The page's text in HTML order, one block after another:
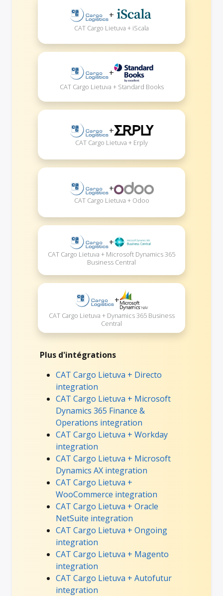
+
CAT Cargo Lietuva + iScala
+
CAT Cargo Lietuva + Standard Books
+
CAT Cargo Lietuva + Erply
+
CAT Cargo Lietuva + Odoo
+
CAT Cargo Lietuva + Microsoft Dynamics 365
Business Central
+
CAT Cargo Lietuva + Dynamics 365 Business
Central
Plus d'intégrations
CAT Cargo Lietuva + Directo
integration
CAT Cargo Lietuva + Microsoft
Dynamics 365 Finance &
Operations integration
CAT Cargo Lietuva + Workday
integration
CAT Cargo Lietuva + Microsoft
Dynamics AX integration
CAT Cargo Lietuva +
WooCommerce integration
CAT Cargo Lietuva + Oracle
NetSuite integration
CAT Cargo Lietuva + Ongoing
integration
CAT Cargo Lietuva + Magento
integration
CAT Cargo Lietuva + Autofutur
integration